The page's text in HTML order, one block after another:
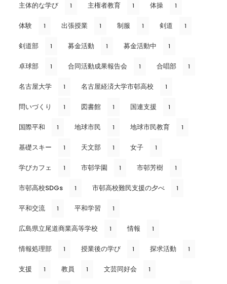
主体的な学び 1 主権者教育 1 体操 1
体験 1 出張授業 1 制服 1 剣道 1
剣道部 1 募金活動 1 募金活動中 1
卓球部 1 合同活動成果報告会 1 合唱部 1
名古屋大学 1 名古屋経済大学市邨高校 1
問いづくり 1 図書館 1 国連支援 1
国際平和 1 地球市民 1 地球市民教育 1
基礎スキー 1 天文部 1 女子 1
学びカフェ 1 市邨学園 1 市邨芳樹 1
市邨高校SDGs 1 市邨高校難民支援の夕べ 1
平和交流 1 平和学習 1
広島県立尾道商業高等学校 1 情報 1
情報処理部 1 授業後の学び 1 探求活動 1
支援 1 教員 1 文芸同好会 1